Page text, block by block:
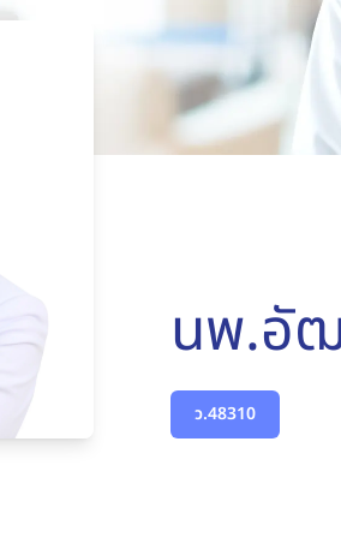
นพ.อั
ว.48310